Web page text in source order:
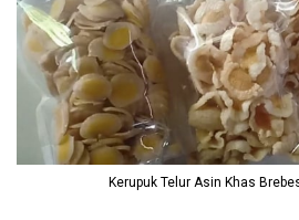
Kerupuk Telur Asin Khas